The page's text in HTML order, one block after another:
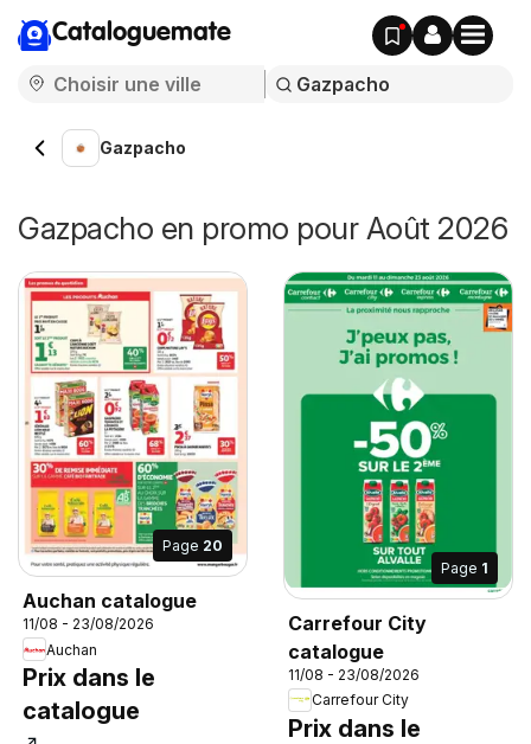
Cataloguemate
Gazpacho
Gazpacho en promo pour Août 2026
Page 20
Auchan catalogue
11/08 - 23/08/2026
Auchan
Prix dans le
catalogue
Page 1
Carrefour City
catalogue
11/08 - 23/08/2026
Carrefour City
Prix dans le